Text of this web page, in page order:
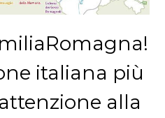
italiana più
alla